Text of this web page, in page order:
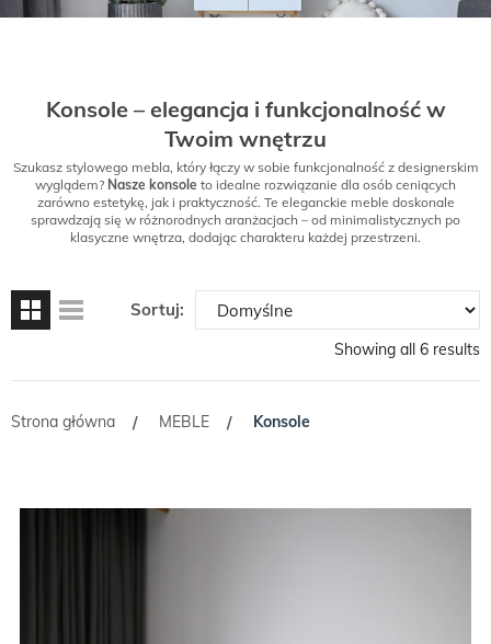
Konsole – elegancja i funkcjonalność w
Twoim wnętrzu
Szukasz stylowego mebla, który łączy w sobie funkcjonalność z designerskim
wyglądem? Nasze konsole to idealne rozwiązanie dla osób ceniących
zarówno estetykę, jak i praktyczność. Te eleganckie meble doskonale
sprawdzają się w różnorodnych aranżacjach – od minimalistycznych po
klasyczne wnętrza, dodając charakteru każdej przestrzeni.
Sortuj:
Showing all 6 results
Strona główna / MEBLE / Konsole